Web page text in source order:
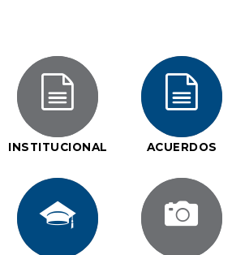
INSTITUCIONAL ACUERDOS